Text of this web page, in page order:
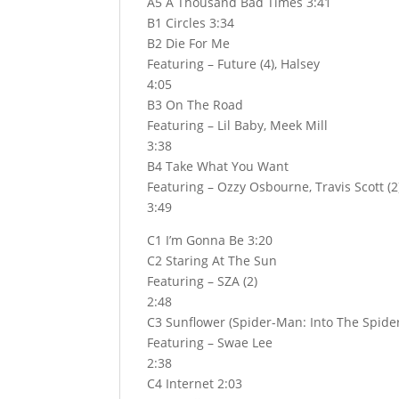
B1 Circles 3:34
B2 Die For Me
Featuring – Future (4), Halsey
4:05
B3 On The Road
Featuring – Lil Baby, Meek Mill
3:38
B4 Take What You Want
Featuring – Ozzy Osbourne, Travis Scott
3:49
C1 I’m Gonna Be 3:20
C2 Staring At The Sun
Featuring – SZA (2)
2:48
C3 Sunflower (Spider-Man: Into The
Featuring – Swae Lee
2:38
C4 Internet 2:03